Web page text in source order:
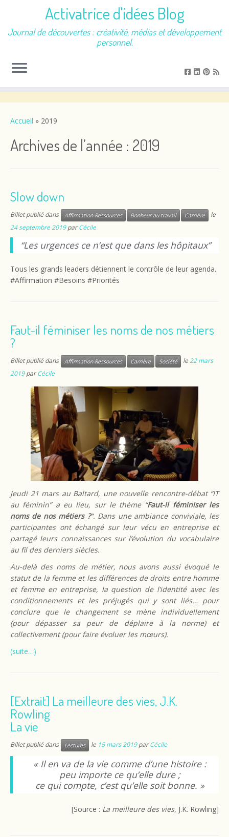
contenu
Activatrice d'idées Blog
Journal de découvertes : créativité, médias et développement
personnel.
Accueil » 2019
Archives de l’année : 2019
Slow down
Billet publié dans Affirmation-Ressources Bonheur au travail Carrière
le
24 septembre 2019 parCécile
“Les urgences ce n’est que dans les hôpitaux”
Tous les grands leaders détiennent le contrôle de leur agenda.
#Affirmation #Besoins #Priorités
Faut-il féminiser les noms de nos métiers
?
Billet publié dans Affirmation-Ressources Carrière Société le22 mars
2019 parCécile
Jeudi 21 mars au Baltard, une nouvelle rencontre-débat “IT
au féminin” a eu lieu, sur le thème “Faut-il féminiser les
noms de nos métiers ?“. Dans une ambiance conviviale, les
participantes ont échangé sur leur vécu en entreprise et
partagé leurs connaissances sur l’évolution du vocabulaire
au fil des derniers siècles.
Au-delà des noms de métier, nous avons aussi évoqué le
statut de la femme et les différences de droits entre homme
et femme en entreprise, la question de l’identité avec les
conditionnements et les préjugés qui y sont liés… pour
conclure que le changement se mène individuellement
(pour dépasser sa peur de déplaire à la norme) et
collectivement (pour faire évoluer les mœurs).
(suite…)
[Extrait] La meilleure des vies, J.K.
Rowling
La vie
Billet publié dans Lectures le 15 mars 2019 parCécile
« Il en va de la vie comme d’une histoire :
peu importe ce qu’elle dure ;
ce qui compte, c’est qu’elle soit bonne. »
[Source : La meilleure des vies, J.K. Rowling]